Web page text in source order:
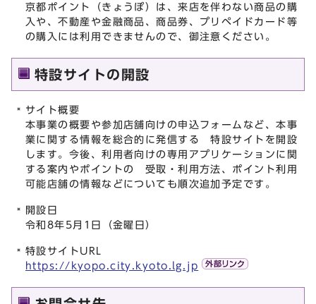
京都ポイント（きょうぽ）は、来店を伴わない商品の購
入や、不動産や金融商品、商品券、プリペイドカード等
の購入には利用できませんので、御注意ください。
特設サイトの開設
サイト概要
本事業の概要や参加店舗向けの申込フォームなど、本事
業に関する情報を総合的に発信する 特設サイトを開設
します。今後、利用者向けの専用アプリケーションに関
する案内やポイントの 受取・利用方法、ポイント利用
可能店舗の情報などについても順次追加予定です。
開設日
令和8年5月1日（金曜日）
特設サイトURL
https://kyopo.city.kyoto.lg.jp